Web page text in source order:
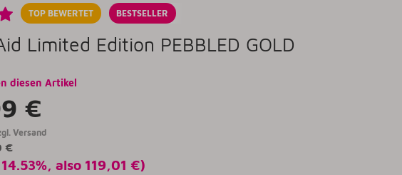
TOP BEWERTET BESTSELLER
Limited Edition PEBBLED GOLD
diesen Artikel
€
Versand
€
14.53% , also 119,01 €)